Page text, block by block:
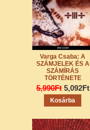
Varga Csaba: A
SZÁMJELEK ÉS A
SZÁMÍRÁS
TÖRTÉNETE
5,990Ft 5,092Ft